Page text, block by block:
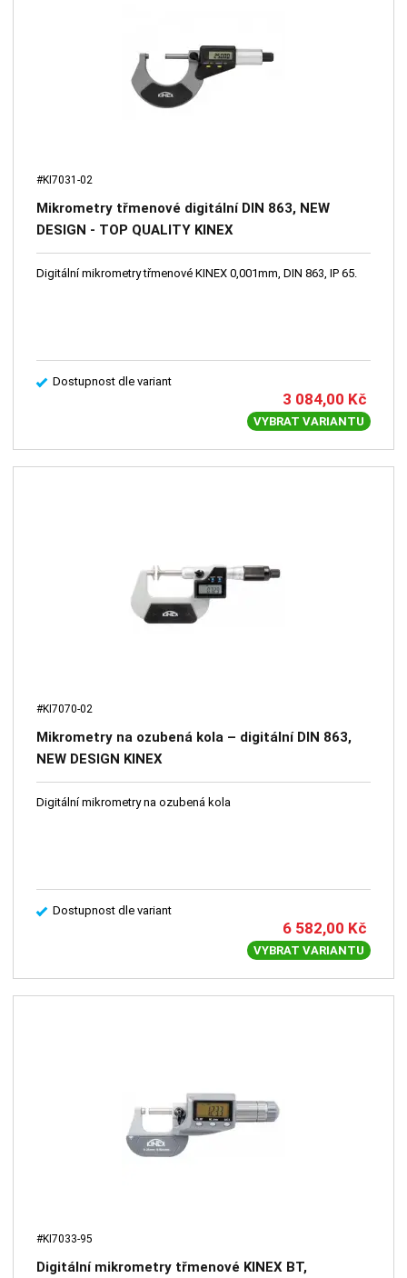
#KI7031-02
Mikrometry třmenové digitální DIN 863, NEW
DESIGN - TOP QUALITY KINEX
Digitální mikrometry třmenové KINEX 0,001mm, DIN 863, IP 65.
Dostupnost dle variant
3 084,00 Kč
VYBRAT VARIANTU
#KI7070-02
Mikrometry na ozubená kola – digitální DIN 863,
NEW DESIGN KINEX
Digitální mikrometry na ozubená kola
Dostupnost dle variant
6 582,00 Kč
VYBRAT VARIANTU
#KI7033-95
Digitální mikrometry třmenové KINEX BT,